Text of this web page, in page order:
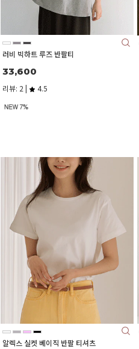
러비 빅하트 루즈 반팔티
33,600
리뷰: 2 | 4.5
알렉스 실켓 베이직 반팔 티셔츠